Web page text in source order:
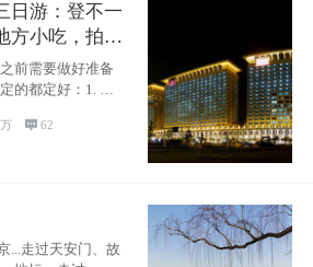
日游：登不一
方小吃，拍盘
前需要做好准备
的都定好：1. 酒
62
...走过天安门、故